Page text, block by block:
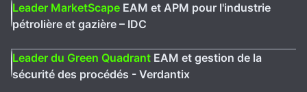
Leader MarketScape EAM et APM pour l'industrie
pétrolière et gazière – IDC
Leader du Green Quadrant EAM et gestion de la
sécurité des procédés - Verdantix